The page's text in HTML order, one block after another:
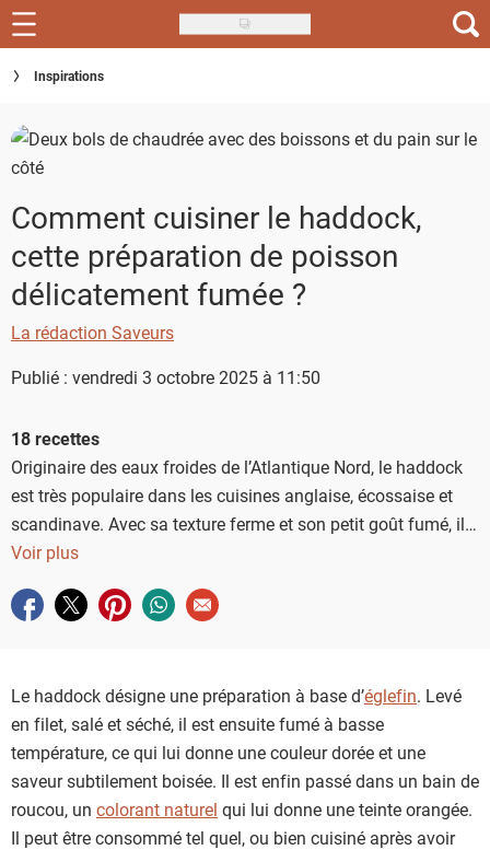
Skip
to
main
Recettes
Inspirations
Conseils
Menu de la semaine
Actus
Inspirations
Comment cuisiner le haddock,
cette préparation de poisson
délicatement fumée ?
La rédaction Saveurs
Publié : vendredi 3 octobre 2025 à 11:50
18 recettes
Originaire des eaux froides de l’Atlantique Nord, le haddock
est très populaire dans les cuisines anglaise, écossaise et
scandinave. Avec sa texture ferme et son petit goût fumé, il
apporte une note originale à nos recettes.
Voir plus
Partager sur facebook
Partager sur twitter
Partager sur pinterest
Partager sur whatsapp
Envoyer à un ami
Le haddock désigne une préparation à base d’églefin. Levé
en filet, salé et séché, il est ensuite fumé à basse
température, ce qui lui donne une couleur dorée et une
saveur subtilement boisée. Il est enfin passé dans un bain de
roucou, un colorant naturel qui lui donne une teinte orangée.
Il peut être consommé tel quel, ou bien cuisiné après avoir